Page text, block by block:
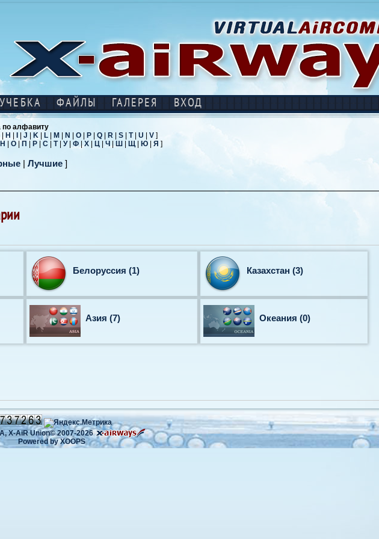
УЧЕБКА ФАЙЛЫ ГАЛЕРЕЯ ВХОД
по алфавиту
| H J K| L| M N O| P| Q| R| S| T| U V]
Н О|П Р| С| Т| У| Ф|Х| Ц| Ч | Ш Щ| Ю| Я ]
| Лучшие ]
Белоруссия (1) Казахстан (3)
Азия (7) Океания (0)
X-AiR Union©2007-2026
Powered byXOOPS